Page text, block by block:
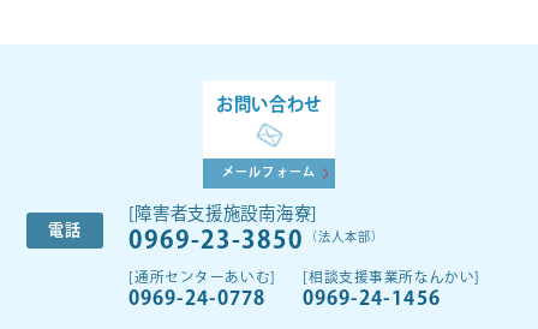
お問い合わせ
メールフォーム
電話
[障害者支援施設南海寮]
0969-23-3850 （法人本部）
[通所センターあいむ]
0969-24-0778
[相談支援事業所なんかい]
0969-24-1456